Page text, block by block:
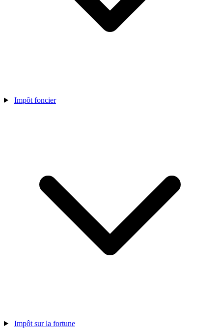
Impôt foncier
Impôt sur la fortune